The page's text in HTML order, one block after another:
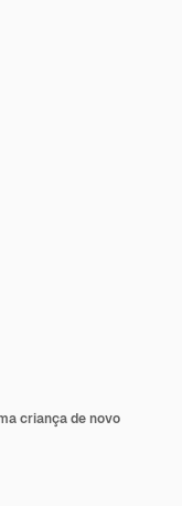
criança de novo